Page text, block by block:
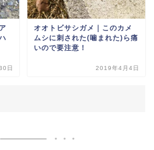
日
オオトビサシガメ｜このカメ
ムシに刺された(噛まれた)ら痛
いので要注意！
2019年4月4日